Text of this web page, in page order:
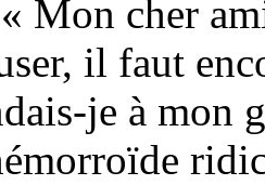
Mon cher
il faut
je à mon